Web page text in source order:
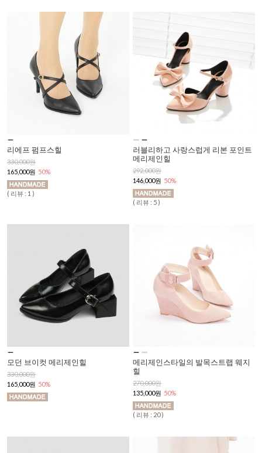
리에프 펌프스힐
330,000원
165,000원 50%
( 리뷰 : 1 )
러블리하고 사랑스럽게 리본 포인트
메리제인힐
292,000원
146,000원 50%
( 리뷰 : 5 )
모던 브이컷 메리제인힐
330,000원
165,000원 50%
메리제인스타일의 발목스트랩 웨지
힐
270,000원
135,000원 50%
( 리뷰 : 20 )